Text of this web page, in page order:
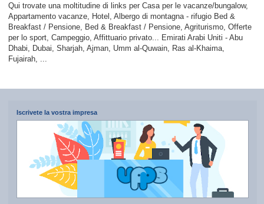
Qui trovate una moltitudine di links per Casa per le vacanze/bungalow,
Appartamento vacanze, Hotel, Albergo di montagna - rifugio Bed &
Breakfast / Pensione, Bed & Breakfast / Pensione, Agriturismo, Offerte
per lo sport, Campeggio, Affittuario privato... Emirati Arabi Uniti - Abu
Dhabi, Dubai, Sharjah, Ajman, Umm al-Quwain, Ras al-Khaima,
Fujairah, ...
Iscrivete la vostra impresa